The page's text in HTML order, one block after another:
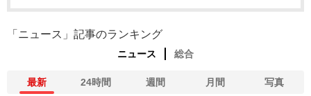
「ニュース」記事のランキング
ニュース 総合
最新 24時間 週間 月間 写真